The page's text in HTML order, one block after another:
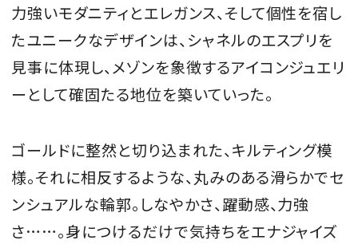
力強いモダニティとエレガンス、そして個性を宿し
たユニークなデザインは、シャネルのエスプリを
見事に体現し、メゾンを象徴するアイコンジュエリ
ーとして確固たる地位を築いていった。
ゴールドに整然と切り込まれた、キルティング模
様。それに相反するような、丸みのある滑らかでセ
ンシュアルな輪郭。しなやかさ、躍動感、力強
さ……。身につけるだけで気持ちをエナジャイズ